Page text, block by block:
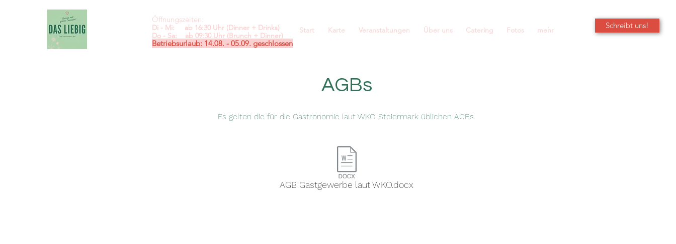
Schreibt uns!
Öffnungszeiten:
Di - Mi: ab 16:30 Uhr (Dinner + Drinks)
Do - Sa: ab 09:30 Uhr (Brunch + Dinner)
Betriebsurlaub: 14.08. - 05.09. geschlossen
Start Karte Veranstaltungen Über uns Catering Fotos mehr
AGBs
Es gelten die für die Gastronomie laut WKO Steiermark üblichen AGBs.
AGB Gastgewerbe laut WKO.docx